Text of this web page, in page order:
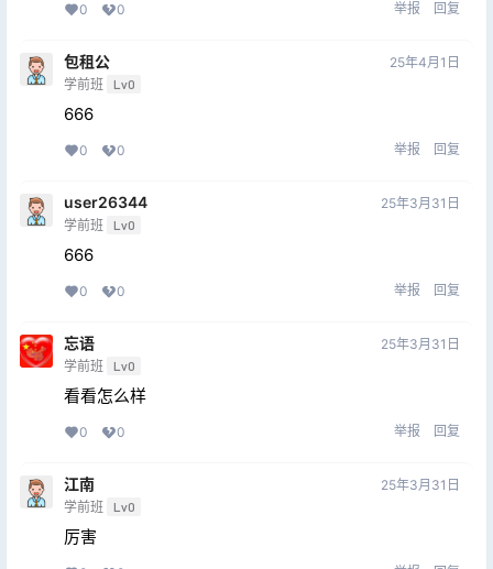
0 0 举报 回复
包租公
学前班 Lv0
25年4月1日
666
0 0 举报 回复
user26344
学前班 Lv0
25年3月31日
666
0 0 举报 回复
忘语
学前班 Lv0
25年3月31日
看看怎么样
0 0 举报 回复
江南
学前班 Lv0
25年3月31日
厉害